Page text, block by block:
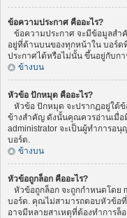
ข้อความประกาศ คืออะไร?
ข้อความประกาศ จะมีข้อมูลส
อยู่ที่ด้านบนของทุกหน้าใน บอร์ด
ประกาศได้หรือไม่นั้น ขึ้นอยู่กับก
ข้างบน
หัวข้อ ปักหมุด คืออะไร?
หัวข้อ ปักหมุด จะปรากฏอยู่ใต้ข้
ข้างสำคัญ ดังนั้นคุณควรอ่านเมื่อ
administrator จะเป็นผู้ทำการ
บอร์ด.
ข้างบน
หัวข้อถูกล็อก คืออะไร?
หัวข้อถูกล็อก จะถูกกำหนดโดย
บอร์ด. คุณไม่สามารถตอบหัวข้อ
อาจมีหลายสาเหตุที่ต้องทำการล็